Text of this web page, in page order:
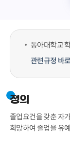
동아대학교
관련규정 바
정의
졸업요건을 갖춘 자
희망하여 졸업을 유